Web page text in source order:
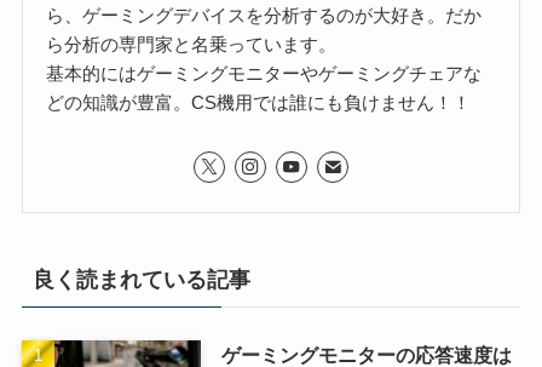
ら、ゲーミングデバイスを分析するのが大好き。だか
ら分析の専門家と名乗っています。
基本的にはゲーミングモニターやゲーミングチェアな
どの知識が豊富。CS機用では誰にも負けません！！
良く読まれている記事
ゲーミングモニターの応答速度は